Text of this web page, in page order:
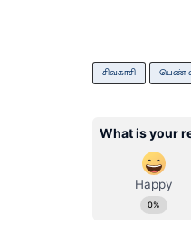
சிவகாசி பெண்